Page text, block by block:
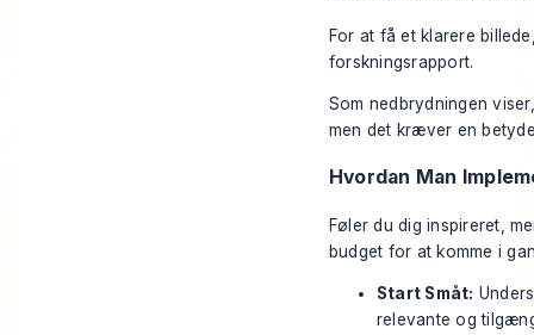
For at få et klarere
forskningsrapport.
Som nedbrydningen
men det kræver en
Hvordan Man
Føler du dig inspireret,
budget for at komme i
Start Småt:
relevante og